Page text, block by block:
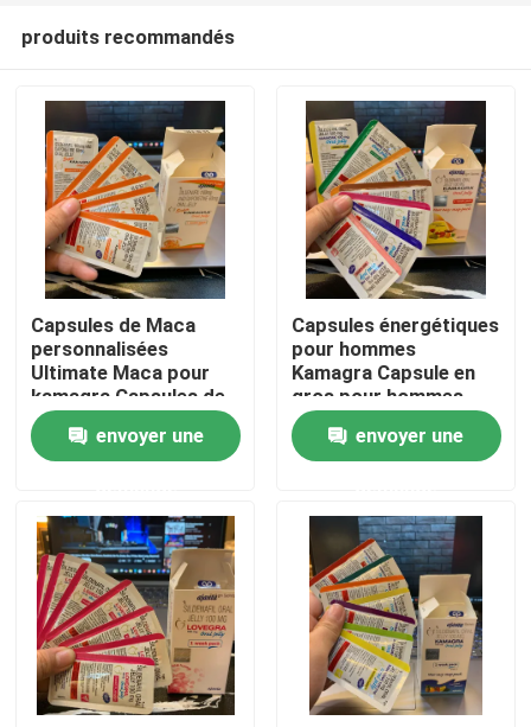
Maison
Produits
Au sujet de nous
Visite d'usine
Contrôle de qualité
produits recommandés
Capsules de Maca
personnalisées
Ultimate Maca pour
kamagra Capsules de
gelée orale
envoyer une
Capsules énergétiques
pour hommes
Kamagra Capsule en
gros pour hommes
envoyer une